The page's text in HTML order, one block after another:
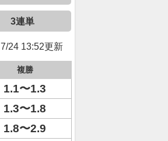
3連単
7/24 13:52更新
複勝
1.1〜1.3
1.3〜1.8
1.8〜2.9